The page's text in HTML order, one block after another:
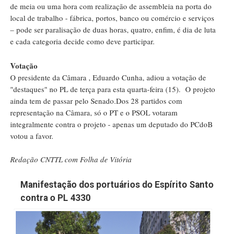
de meia ou uma hora com realização de assembleia na porta do
local de trabalho - fábrica, portos, banco ou comércio e serviços
– pode ser paralisação de duas horas, quatro, enfim, é dia de luta
e cada categoria decide como deve participar.
Votação
O presidente da Câmara , Eduardo Cunha, adiou a votação de
"destaques" no PL de terça para esta quarta-feira (15). O projeto
ainda tem de passar pelo Senado.Dos 28 partidos com
representação na Câmara, só o PT e o PSOL votaram
integralmente contra o projeto - apenas um deputado do PCdoB
votou a favor.
Redação CNTTL com Folha de Vitória
Manifestação dos portuários do Espírito Santo
contra o PL 4330